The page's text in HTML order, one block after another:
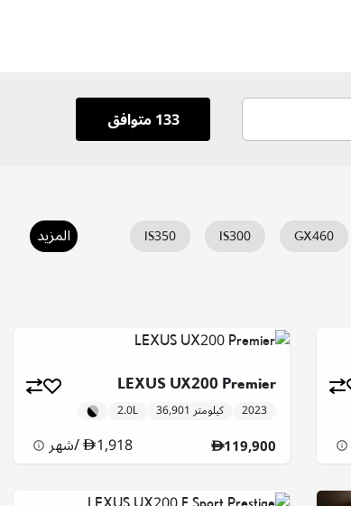
133 متوافق
GX460
IS300
IS350
المزيد
LEXUS UX200 Premier
2023 36,901 كيلومتر 2.0L
119,900
1,918
/شهر